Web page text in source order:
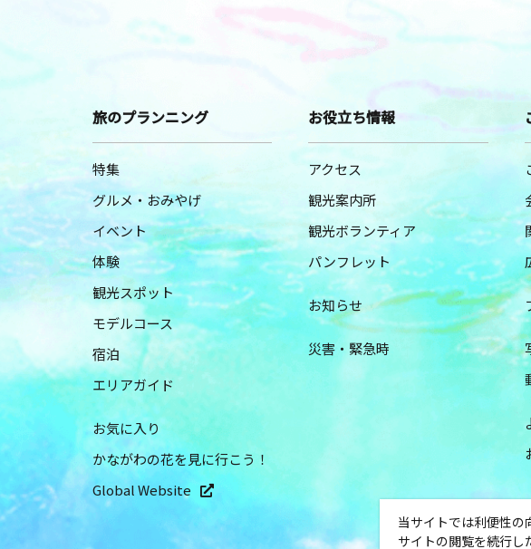
旅のプランニング
特集
グルメ・おみやげ
イベント
体験
観光スポット
モデルコース
宿泊
エリアガイド
お気に入り
かながわの花を見に行こう！
Global Website
お役立ち情報
アクセス
観光案内所
観光ボランティア
パンフレット
お知らせ
災害・緊急時
当サイトでは利便性の
サイトの閲覧を続行し